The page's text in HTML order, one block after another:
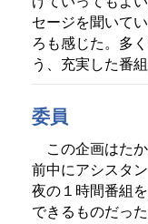
セージを聞いて
ろも感じた。多
う、充実した番
委員
この企画はたか
前中にアシスタ
夜の１時間番組
できるものだった